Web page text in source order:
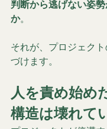
判断から逃げない姿
か。
それが、プロジェク
づけます。
人を責め始め
構造は壊れて